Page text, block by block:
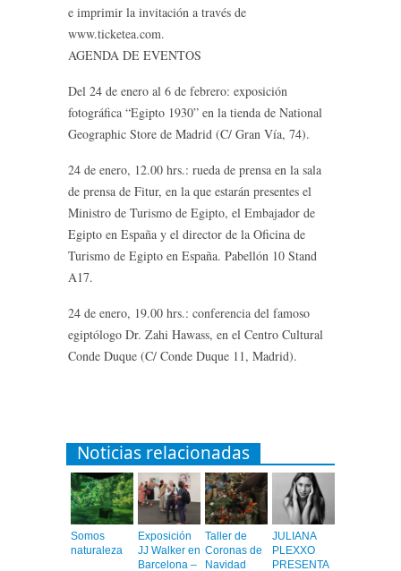
e imprimir la invitación a través de
www.ticketea.com.
AGENDA DE EVENTOS
Del 24 de enero al 6 de febrero: exposición
fotográfica “Egipto 1930” en la tienda de National
Geographic Store de Madrid (C/ Gran Vía, 74).
24 de enero, 12.00 hrs.: rueda de prensa en la sala
de prensa de Fitur, en la que estarán presentes el
Ministro de Turismo de Egipto, el Embajador de
Egipto en España y el director de la Oficina de
Turismo de Egipto en España. Pabellón 10 Stand
A17.
24 de enero, 19.00 hrs.: conferencia del famoso
egiptólogo Dr. Zahi Hawass, en el Centro Cultural
Conde Duque (C/ Conde Duque 11, Madrid).
Noticias relacionadas
Somos
naturaleza
Exposición
JJ Walker en
Barcelona –
Taller de
Coronas de
Navidad
JULIANA
PLEXXO
PRESENTA